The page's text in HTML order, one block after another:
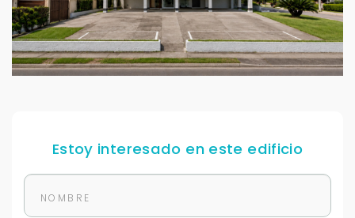
Estoy interesado en este edificio